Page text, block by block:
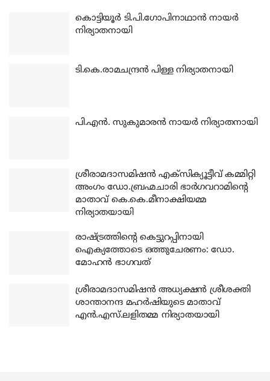
കൊട്ടിയൂര്‍ ടി.പി.ഗോപിനാഥാന്‍ നായര്‍
നിര്യാതനായി
ടി.കെ.രാമചന്ദ്രന്‍ പിള്ള നിര്യാതനായി
പി.എന്‍. സുകുമാരന്‍ നായര്‍ നിര്യാതനായി
ശ്രീരാമദാസമിഷന്‍ എക്‌സിക്യൂട്ടീവ് കമ്മിറ്റി
അംഗം ഡോ.ബ്രഹ്മചാരി ഭാര്‍ഗവറാമിന്റെ
മാതാവ് കെ.കെ.മീനാക്ഷിയമ്മ
നിര്യാതയായി
രാഷ്ട്രത്തിന്റെ കെട്ടുറപ്പിനായി
ഐക്യത്തോടെ ഒത്തുചേരണം: ഡോ.
മോഹന്‍ ഭാഗവത്
ശ്രീരാമദാസമിഷന്‍ അധ്യക്ഷന്‍ ശ്രീശക്തി
ശാന്താനന്ദ മഹര്‍ഷിയുടെ മാതാവ്
എന്‍.എസ്.ലളിതമ്മ നിര്യാതയായി